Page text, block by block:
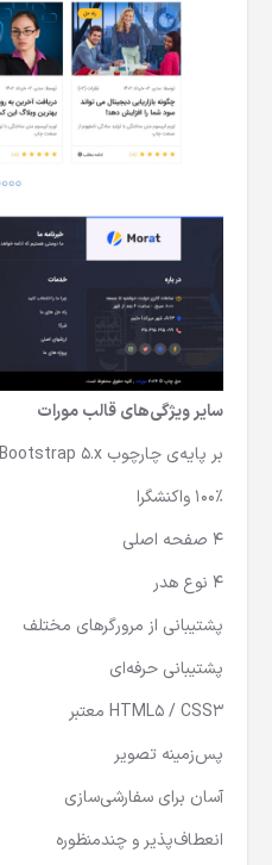
سایر ویژگی‌های قالبمورات
بر پایه‌ی چارچوب Bootstrap 5.x
100% واکنشگرا
4 صفحه اصلی
4 نوع هدر
پشتیبانی از مرورگرهای مختلف
پشتیبانی حرفه‌ای
HTML5 / CSS3 معتبر
پس‌زمینه تصویر
آسان برای سفارشی‌سازی
انعطاف‌پذیر و چندمنظوره